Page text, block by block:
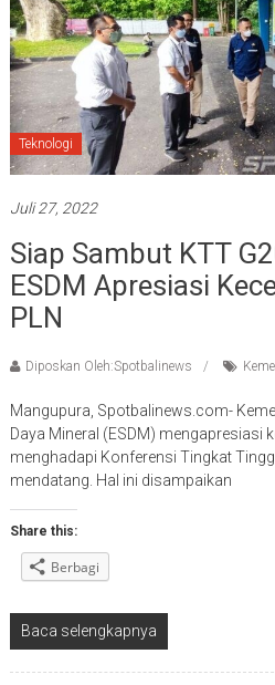
Teknologi
Juli 27, 2022
Siap Sambut KTT
ESDM Apresiasi
PLN
Diposkan Oleh:Spotbalinews
Mangupura, Spotbalinews.com-
Daya Mineral (ESDM) mengapresiasi
menghadapi Konferensi Tingkat
mendatang. Hal ini disampaikan
Share this:
Berbagi
Baca selengkapnya